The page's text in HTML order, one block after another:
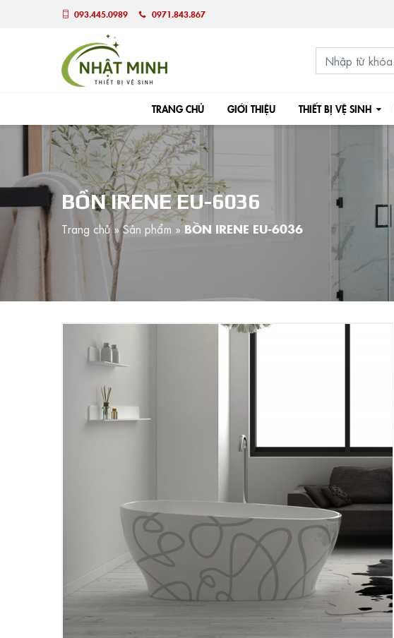
093.445.0989 0971.843.867
TRANG CHỦ GIỚI THIỆU THIẾT BỊ VỆ SINH
BỒN IRENE EU-6036
Trang chủ»Sản phẩm »BỒN IRENE EU-6036